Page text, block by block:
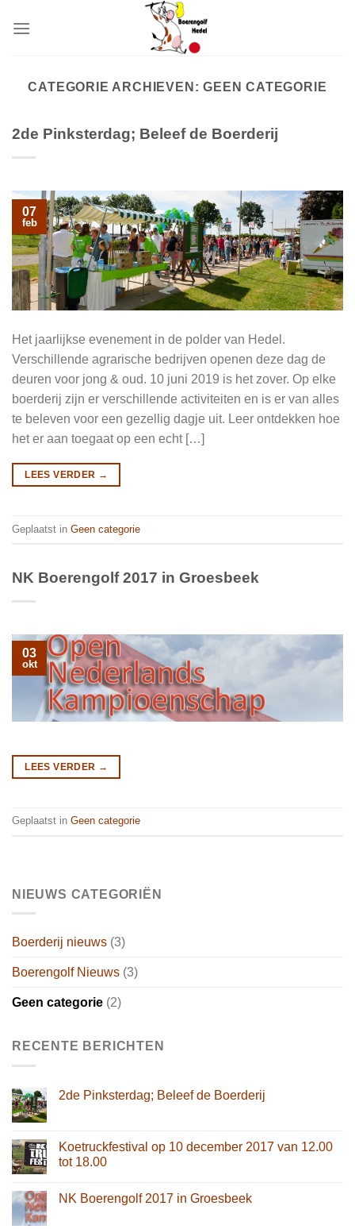
CATEGORIE ARCHIEVEN:GEEN CATEGORIE
2de Pinksterdag; Beleef de Boerderij
07
feb
Het jaarlijkse evenement in de polder van Hedel.
Verschillende agrarische bedrijven openen deze dag de
deuren voor jong & oud. 10 juni 2019 is het zover. Op elke
boerderij zijn er verschillende activiteiten en is er van alles
te beleven voor een gezellig dagje uit. Leer ontdekken hoe
het er aan toegaat op een echt […]
LEES VERDER →
Geplaatst in Geen categorie
NK Boerengolf 2017 in Groesbeek
03
okt
LEES VERDER →
Geplaatst in Geen categorie
NIEUWS CATEGORIËN
Boerderij nieuws (3)
Boerengolf Nieuws (3)
Geen categorie (2)
RECENTE BERICHTEN
2de Pinksterdag; Beleef de Boerderij
Koetruckfestival op 10 december 2017 van 12.00
tot 18.00
NK Boerengolf 2017 in Groesbeek